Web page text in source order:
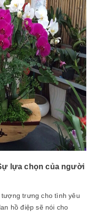
lựa chọn của người
trưng cho tình yêu
hồ điệp sẽ nói cho